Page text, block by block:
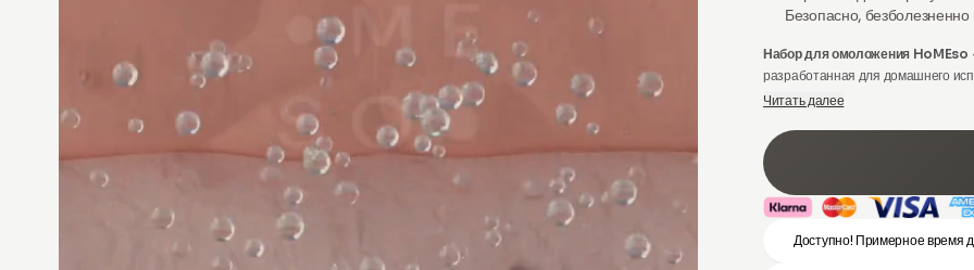
Безопасно, безболезненно
Набор для омоложения HoMEso
разработанная для домашнего
эффективной и популярной
Читать далее
Доступно! Примерное время